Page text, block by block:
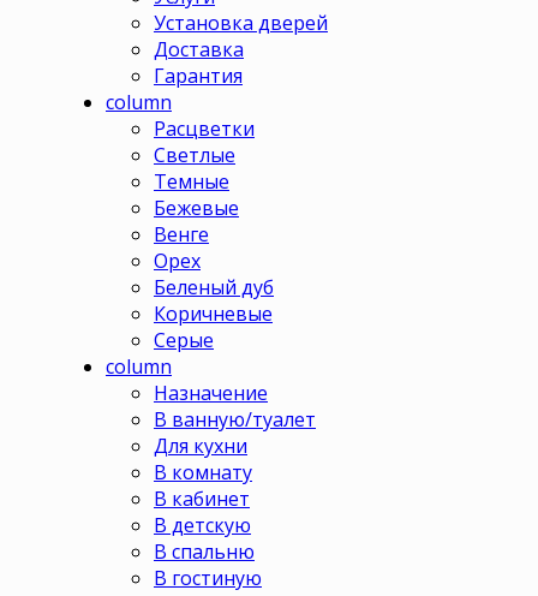
Установка дверей
Доставка
Гарантия
column
Расцветки
Светлые
Темные
Бежевые
Венге
Орех
Беленый дуб
Коричневые
Серые
column
Назначение
В ванную/туалет
Для кухни
В комнату
В кабинет
В детскую
В спальню
В гостиную